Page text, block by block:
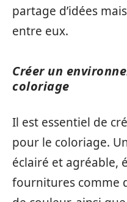
partage d’idées
entre eux.
Créer un
coloriage
Il est essentiel de
pour le coloriage.
éclairé et agréable,
fournitures comme